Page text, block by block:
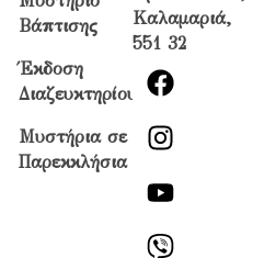
Βάπτισης
Έκδοση
Διαζευκτηρίου
Μυστήρια σε
Παρεκκλήσια
Καλαμαριά,
551 32